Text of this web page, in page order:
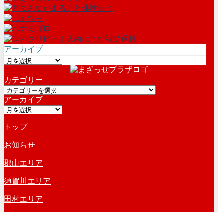
アーカイブ
ア
カ
イ
ブ
カテゴリー
カ
テ
ゴ
ー
アーカイブ
ア
カ
イ
ブ
トップ
お知らせ
郡山エリア
須賀川エリア
田村エリア